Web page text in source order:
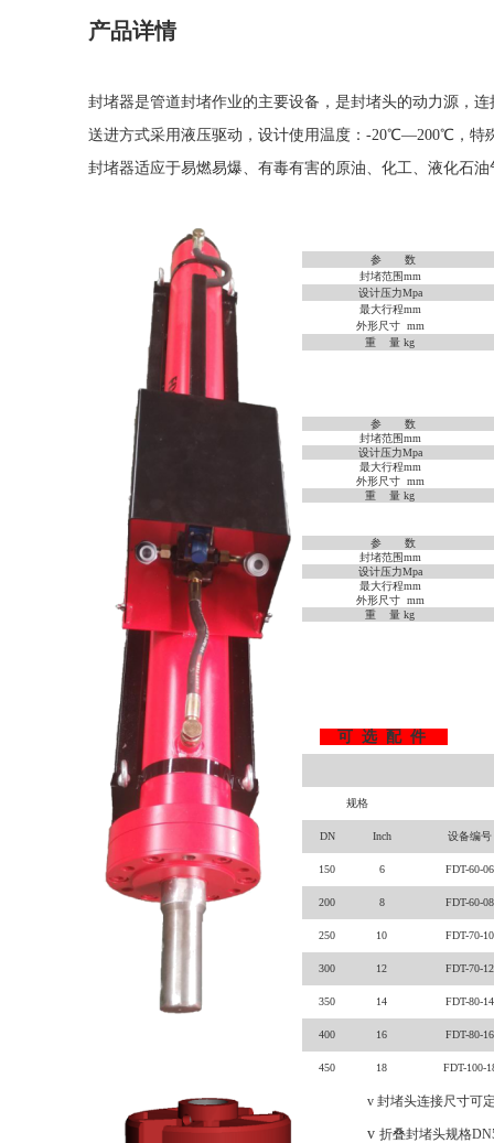
产品详情
封堵器是管道封堵作业的主要设备，是封堵头的动力源，
送进方式采用液压驱动，设计使用温度：-20℃―200℃，特
封堵器适应于易燃易爆、有毒有害的原油、化工、液化石
参 数
封堵范围mm
设计压力Mpa
最大行程mm
外形尺寸 mm
重 量 kg
参 数
封堵范围mm
设计压力Mpa
最大行程mm
外形尺寸 mm
重 量 kg
参 数
封堵范围mm
设计压力Mpa
最大行程mm
外形尺寸 mm
重 量 kg
可 选 配 件
规格
DN Inch 设备编号
150 6 FDT-60-06
200 8 FDT-60-08
250 10 FDT-70-10
300 12 FDT-70-12
350 14 FDT-80-14
400 16 FDT-80-16
450 18 FDT-100-
v 封堵头连接尺寸可
v 折叠封堵头规格